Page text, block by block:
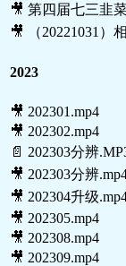
🎥 第四届七三韭
🎥 （20221031）
2023
🎥 202301.mp4
🎥 202302.mp4
📄 202303分辨
🎥 202303分辨
🎥 202304升级
🎥 202305.mp4
🎥 202308.mp4
🎥 202309.mp4